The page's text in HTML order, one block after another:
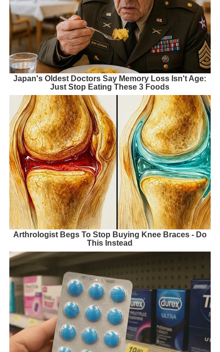
Japan's Oldest Doctors Say Memory Loss Isn't Age:
Just Stop Eating These 3 Foods
Arthrologist Begs To Stop Buying Knee Braces - Do
This Instead